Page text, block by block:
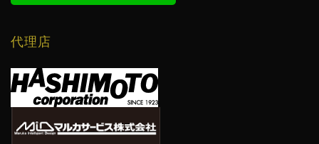
代理店